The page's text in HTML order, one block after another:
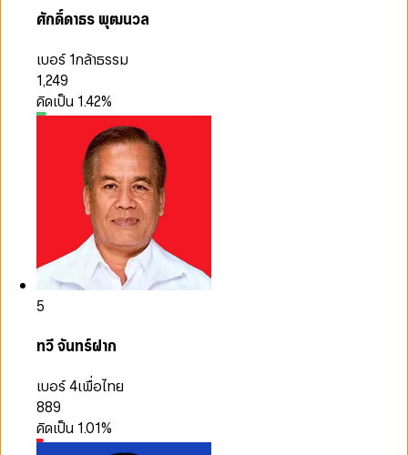
ศักดิ์ดาธร พุฒนวล
เบอร์ 1กล้าธรรม
1,249
คิดเป็น 1.42%
5
ทวี จันทร์ฝาก
เบอร์ 4เพื่อไทย
889
คิดเป็น 1.01%